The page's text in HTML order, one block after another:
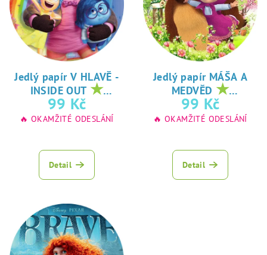
Jedlý papír V HLAVĚ -
INSIDE OUT ★
oblíbený tisk na
jedlý papír
99 Kč
🔥 OKAMŽITÉ ODESLÁNÍ
Detail
Jedlý papír MÁŠA A
MEDVĚD ★
oblíbený tisk na
jedlý papír
99 Kč
🔥 OKAMŽITÉ ODESLÁNÍ
Detail